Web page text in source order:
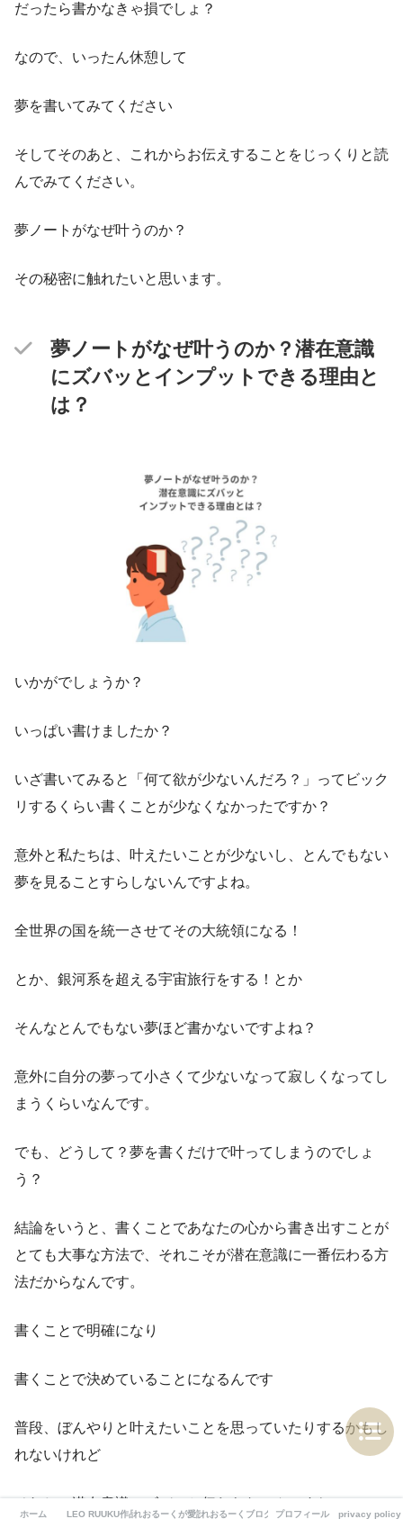
だったら書かなきゃ損でしょ？
なので、いったん休憩して
夢を書いてみてください
そしてそのあと、これからお伝えすることをじっくりと読
んでみてください。
夢ノートがなぜ叶うのか？
その秘密に触れたいと思います。
夢ノートがなぜ叶うのか？潜在意識
にズバッとインプットできる理由と
は？
いかがでしょうか？
いっぱい書けましたか？
いざ書いてみると「何て欲が少ないんだろ？」ってビック
リするくらい書くことが少なくなかったですか？
意外と私たちは、叶えたいことが少ないし、とんでもない
夢を見ることすらしないんですよね。
全世界の国を統一させてその大統領になる！
とか、銀河系を超える宇宙旅行をする！とか
そんなとんでもない夢ほど書かないですよね？
意外に自分の夢って小さくて少ないなって寂しくなってし
まうくらいなんです。
でも、どうして？夢を書くだけで叶ってしまうのでしょ
う？
結論をいうと、書くことであなたの心から書き出すことが
とても大事な方法で、それこそが潜在意識に一番伝わる方
法だからなんです。
書くことで明確になり
書くことで決めていることになるんです
普段、ぼんやりと叶えたいことを思っていたりするかもし
れないけれど
それじゃ潜在意識にズバッと伝わらないんですね
ホーム LEO RUUKU作品リンク集れおるーくが愛読するおすすめ書籍
れおるーくブログについて
プロフィール privacy policy